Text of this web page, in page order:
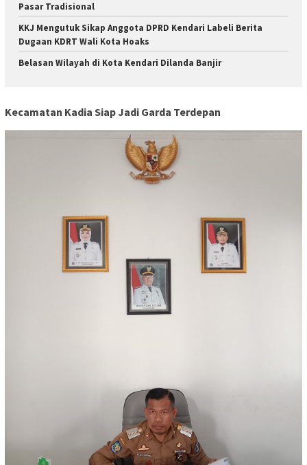
Pasar Tradisional
KKJ Mengutuk Sikap Anggota DPRD Kendari Labeli Berita
Dugaan KDRT Wali Kota Hoaks
Belasan Wilayah di Kota Kendari Dilanda Banjir
Kecamatan Kadia Siap Jadi Garda Terdepan